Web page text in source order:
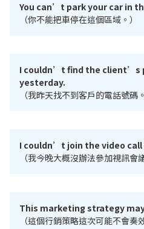
You can’t park your car in
（你不能把車停在這個區域。）
I couldn’t find the client’s
yesterday.
（我昨天找不到客戶的電話號碼。
I couldn’t join the video
（我今晚大概沒辦法參加視訊會
This marketing strategy
（這個行銷策略這次可能不會奏效